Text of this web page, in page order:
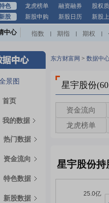
色 龙虎榜单 融资融券 股权
股
新股申购 新股日历 新股
中心 指数 期指 期权
景图
首页
我的数据
热门数据
资金流向
特色数据
新股数据
东方财富网 > 数据中
星宇股份
资金流向
龙虎榜单
星宇股份持